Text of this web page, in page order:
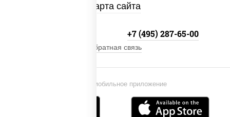
Карта сайта
Установи мобильное приложение
+7 (495) 287-65-00
Обратная связь